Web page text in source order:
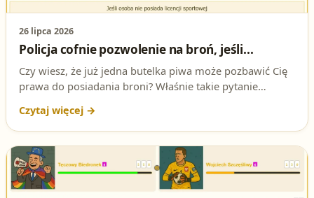
26 lipca 2026
Policja cofnie pozwolenie na broń, jeśli...
Czy wiesz, że już jedna butelka piwa może pozbawić Cię
prawa do posiadania broni? Właśnie takie pytanie
czy znasz odpowiedź i przygotuj się do testów!